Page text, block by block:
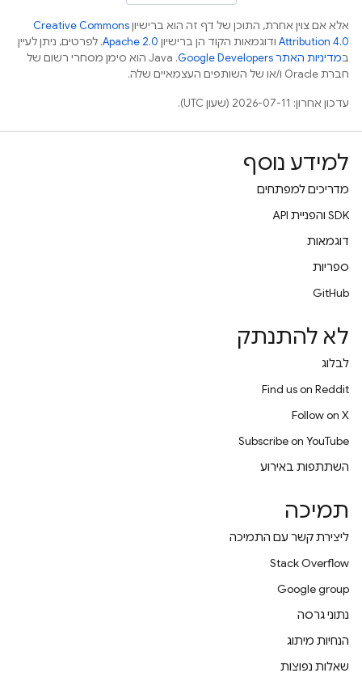
אלא אם צוין אחרת, התוכן של דף זה הוא ברישיוןCreative Commons
Attribution 4.0 ודוגמאות הקוד הן ברישיון Apache 2.0. לפרטים, ניתן לעיין
במדיניות האתר Google Developers‏
.‏ Java הוא סימן מסחרי רשום של
חברת Oracle ו/או של השותפים העצמאיים שלה.
עדכון אחרון: 2026-07-11 (שעון UTC).
למידע נוסף
מדריכים למפתחים
‫SDK והפניית API
דוגמאות
ספריות
GitHub
לא להתנתק
לבלוג
Find us on Reddit
Follow on X
Subscribe on YouTube
השתתפות באירוע
תמיכה
ליצירת קשר עם התמיכה
Stack Overflow
Google group
נתוני גרסה
הנחיות מיתוג
שאלות נפוצות